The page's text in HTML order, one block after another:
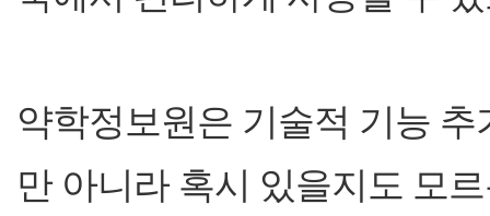
약학정보원은 기술적 기능
만 아니라 혹시 있을지도 모